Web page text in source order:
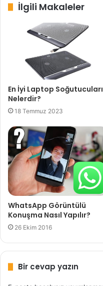
İlgili Makaleler
En İyi Laptop Soğutucuları
Nelerdir?
18 Temmuz 2023
WhatsApp Görüntülü
Konuşma Nasıl Yapılır?
26 Ekim 2016
Bir cevap yazın